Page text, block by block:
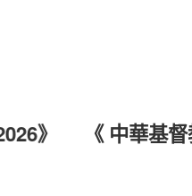
》 《 中華基